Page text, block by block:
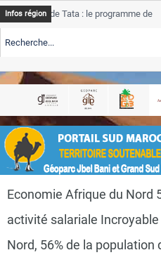
Close
Infos région
de Tata : le programme de
TSGJB Tourisme : l’ONMT
TSGJB Tourisme au Maroc :
Economie Afrique du Nord
activité salariale
Nord, 56% de la population